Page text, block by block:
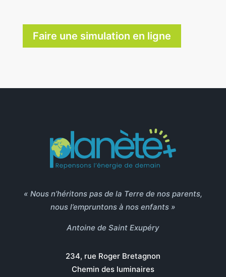
Faire une simulation en ligne
« Nous n’héritons pas de la Terre de nos parents,
nous l’empruntons à nos enfants »
Antoine de Saint Exupéry
234, rue Roger Bretagnon
Chemin des luminaires